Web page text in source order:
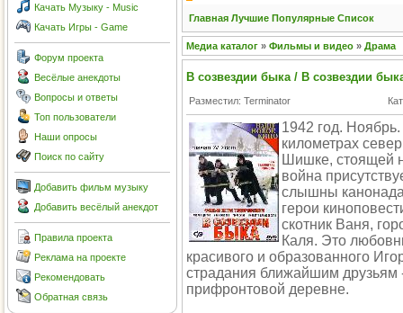
Качать Музыку - Music
Качать Игры - Game
Форум проекта
Весёлые анекдоты
Вопросы и ответы
Топ пользователи
Наши опросы
Поиск по сайту
Добавить фильм музыку
Добавить весёлый анекдот
Правила проекта
Реклама на проекте
Рекомендовать
Обратная связь
Главная Лучшие Популярные Список
Медиа каталог » Фильмы и видео » Драма
В созвездии быка / В созвездии
Разместил: Terminator
1942 год.
километрах
Шишке, стоящей
война
слышны
герои
скотник Ваня,
Каля. Это
красивого и образованного
страдания ближайшим
прифронтовой деревне.